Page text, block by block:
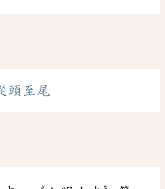
頭至尾